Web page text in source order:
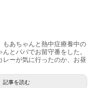
もあちゃんと熱中症療養中の
とパパでお留守番をした。
レーが気に行ったのか、お昼
記事を読む